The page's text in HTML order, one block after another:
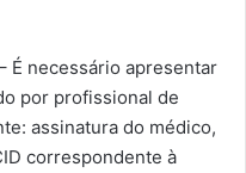
É necessário apresentar
por profissional de
assinatura do médico,
correspondente à